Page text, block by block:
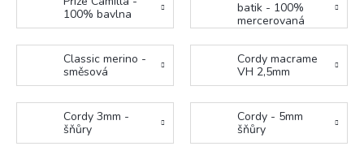
100% bavlna
batik - 100%
mercerovaná
bavlna, která
pruhuje
Classic merino -
směsová
Cordy macrame
VH 2,5mm
Cordy 3mm -
šňůry
Cordy - 5mm
šňůry